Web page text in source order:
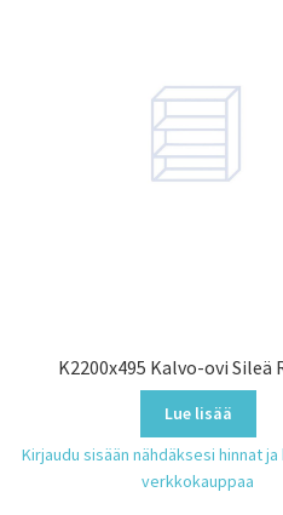
K2200x495 Kalvo-ovi Sileä
Lue lisää
Kirjaudu sisään nähdäksesi hinnat
verkkokauppaa